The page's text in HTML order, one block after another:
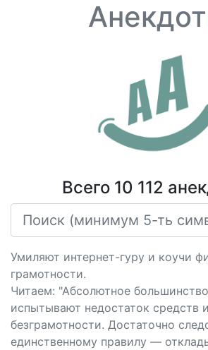
Всего 10 112
Умиляют интернет-гуру и коучи
грамотности.
Читаем: "Абсолютное
испытывают недостаток средств
безграмотности. Достаточно
единственному правилу —